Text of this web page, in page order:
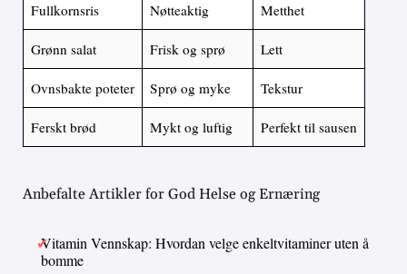
Fullkornsris Nøtteaktig Metthet
Grønn salat Frisk og sprø Lett
Ovnsbakte poteter Sprø og myke Tekstur
Ferskt brød Mykt og luftig Perfekt til sausen
Anbefalte Artikler for God Helse og Ernæring
Vitamin Vennskap: Hvordan velge enkeltvitaminer uten å
bomme